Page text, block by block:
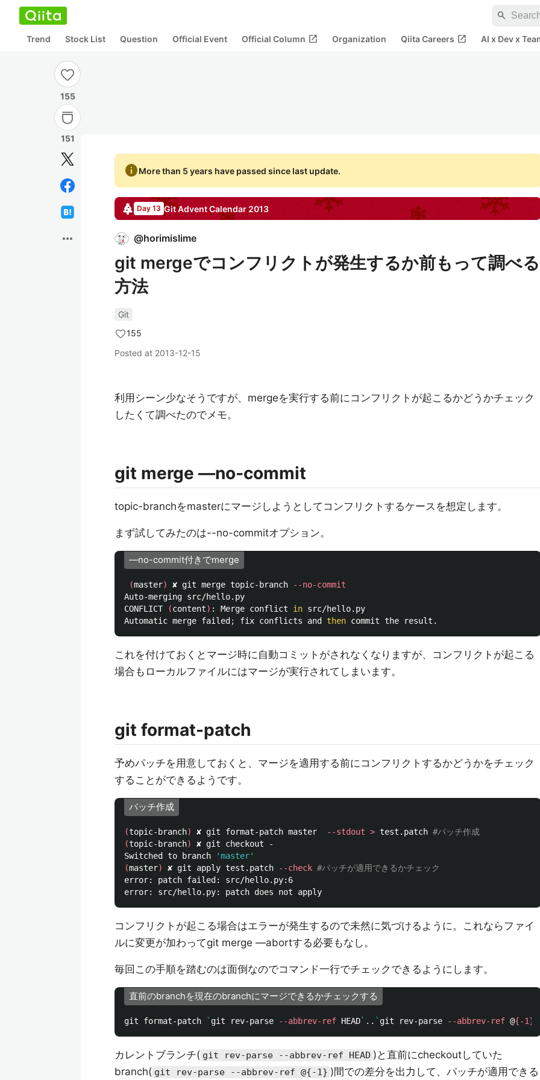
search
Trend Stock List Question Official Event Official Column open_in_new Organization Qiita Careers open_in_new AI x Dev x
155
151
more_horiz
infoMore than 5 years have passed since last update.
Day 13 GitAdvent Calendar 2013
@horimislime
git mergeでコンフリクトが発生するか前もって調べる
方法
Git
155
Posted at 2013-12-15
利用シーン少なそうですが、mergeを実行する前にコンフリクトが起こるかどうかチェック
したくて調べたのでメモ。
git merge —no-commit
topic-branchをmasterにマージしようとしてコンフリクトするケースを想定します。
まず試してみたのは--no-commitオプション。
—no-commit付きでmerge
(master) ✘ git merge topic-branch
--no-commit
Auto-merging src/hello.py
CONFLICT
(content) : Merge conflict in src/hello.py
Automatic merge failed ; fix conflicts and then
これを付けておくとマージ時に自動コミットがされなくなりますが、コンフリクトが起こる
場合もローカルファイルにはマージが実行されてしまいます。
git format-patch
予めパッチを用意しておくと、マージを適用する前にコンフリクトするかどうかをチェック
することができるようです。
バッチ作成
(topic-branch) ✘ git format-patch master --stdout > test.patch #パッチ作成
(topic-branch)
✘ git checkout -
Switched to branch
'master'
(master) ✘ git apply test.patch --check #パッチが適用できるかチェック
error: patch failed: src/hello.py:6
コンフリクトが起こる場合はエラーが発生するので未然に気づけるように。これならファイ
ルに変更が加わってgit merge —abortする必要もなし。
毎回この手順を踏むのは面倒なのでコマンド一行でチェックできるようにします。
直前のbranchを現在のbranchにマージできるかチェックする
git format-patch ` git rev-parse --abbrev-ref HEAD` .. ` git rev-parse --abbrev-ref @{-1}
カレントブランチ( git rev-parse --abbrev-ref HEAD )と直前にcheckoutしていた
branch( git rev-parse --abbrev-ref @{-1} )間での差分を出力して、パッチが適用できる